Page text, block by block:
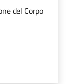
del Corpo